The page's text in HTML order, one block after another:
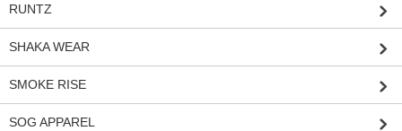
RUNTZ
SHAKA WEAR
SMOKE RISE
SOG APPAREL